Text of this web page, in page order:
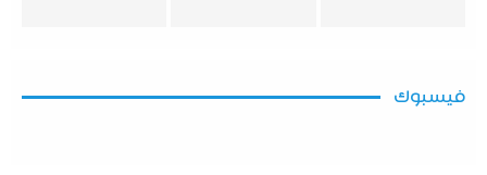
فيسبوك